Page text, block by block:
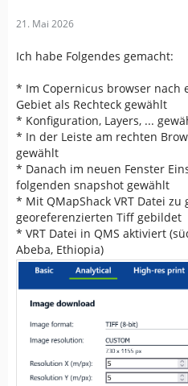
21. Mai 2026
Ich habe Folgendes gemacht:
* Im Copernicus browser nach
Gebiet als Rechteck gewählt
* Konfiguration, Layers, ...
* In der Leiste am rechten
gewählt
* Danach im neuen Fenster
folgenden snapshot gewählt
* Mit QMapShack VRT Datei zu
georeferenzierten Tiff gebildet
* VRT Datei in QMS aktiviert
Abeba, Ethiopia)